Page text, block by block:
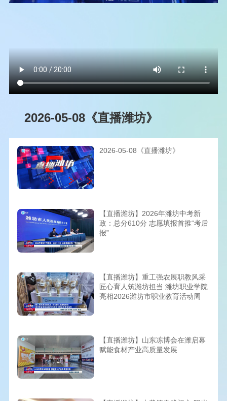
2026-05-08《直播潍坊》
2026-05-08《直播潍坊》
【直播潍坊】2026年潍坊中考新
政：总分610分 志愿填报首推“考后
报”
【直播潍坊】重工强农展职教风采
匠心育人筑潍坊担当 潍坊职业学院
亮相2026潍坊市职业教育活动周
【直播潍坊】山东冻博会在潍启幕
赋能食材产业高质量发展